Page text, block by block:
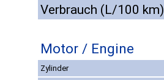
Verbrauch (L/100 km)
Motor / Engine
Zylinder